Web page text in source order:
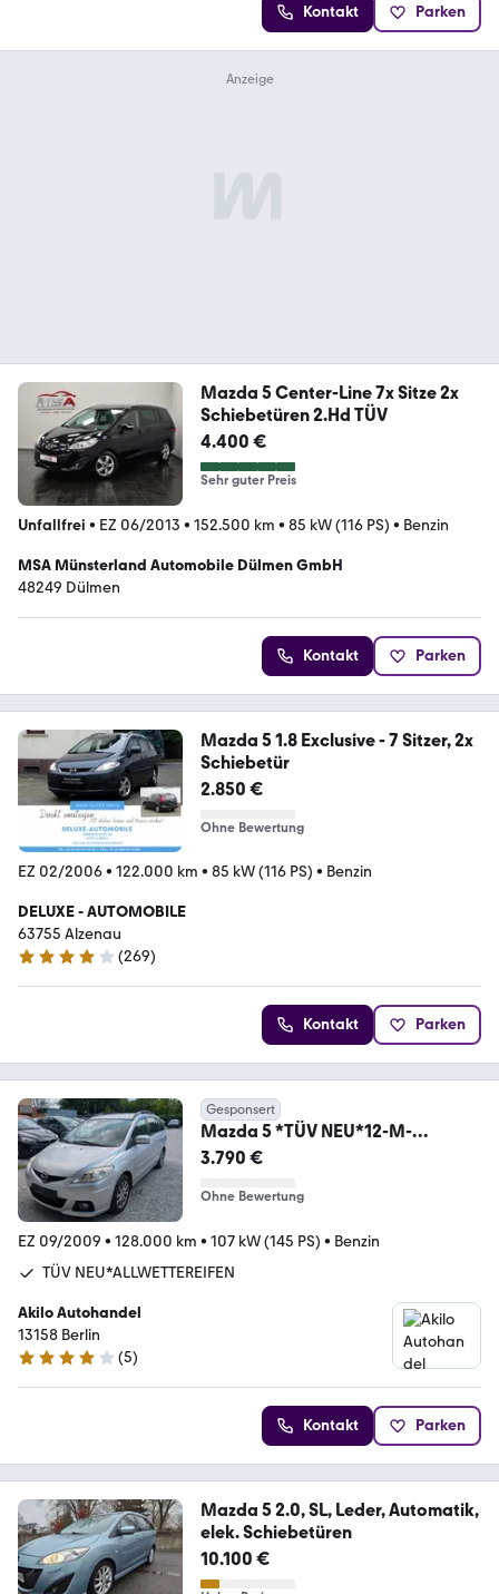
Kontakt Parken
Mazda 5 Center-Line 7x Sitze 2x
Schiebetüren 2.Hd TÜV
4.400 €
Sehr guter Preis
Unfallfrei • EZ 06/2013 • 152.500 km • 85 kW (116 PS) • Benzin
MSA Münsterland Automobile Dülmen GmbH
48249 Dülmen
Kontakt Parken
Mazda 5 1.8 Exclusive - 7 Sitzer, 2x
Schiebetür
2.850 €
Ohne Bewertung
EZ 02/2006• 122.000 km • 85 kW (116 PS) • Benzin
DELUXE - AUTOMOBILE
63755 Alzenau
3.8 Sterne
(269)
Kontakt Parken
Gesponsert
Mazda 5 *TÜV NEU*12-M-
GARANTIE*7-SITZER*2
3.790 €
Ohne Bewertung
EZ 09/2009 • 128.000 km • 107 kW (145 PS) • Benzin
TÜV NEU*ALLWETTEREIFEN
Akilo Autohandel
13158 Berlin
3.9 Sterne
(5)
Kontakt Parken
Mazda 5 2.0, SL, Leder, Automatik,
elek. Schiebetüren
10.100 €